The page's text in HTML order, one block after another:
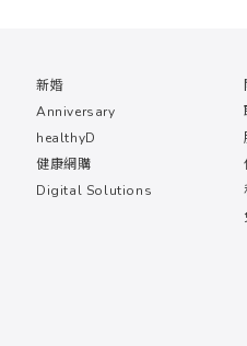
新婚
Anniversary
healthyD
健康網購
Digital Solutions